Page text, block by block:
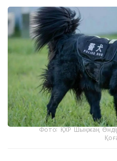
Фото: ҚХР Шыңжаң